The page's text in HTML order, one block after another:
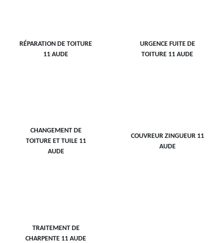
RÉPARATION DE TOITURE
11 AUDE
URGENCE FUITE DE
TOITURE 11 AUDE
CHANGEMENT DE
TOITURE ET TUILE 11
AUDE
COUVREUR ZINGUEUR 11
AUDE
TRAITEMENT DE
CHARPENTE 11 AUDE